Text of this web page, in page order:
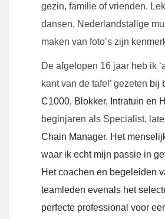
gezin, familie of vrienden.
dansen, Nederlandstalige
maken van foto’s zijn
De afgelopen 16 jaar heb ik
kant van de tafel’ gezeten bij
C1000, Blokker, Intratuin en
beginjaren als Specialist,
Chain Manager. Het
waar ik echt mijn passie in
Het coachen en begeleiden
teamleden evenals het
perfecte professional voor